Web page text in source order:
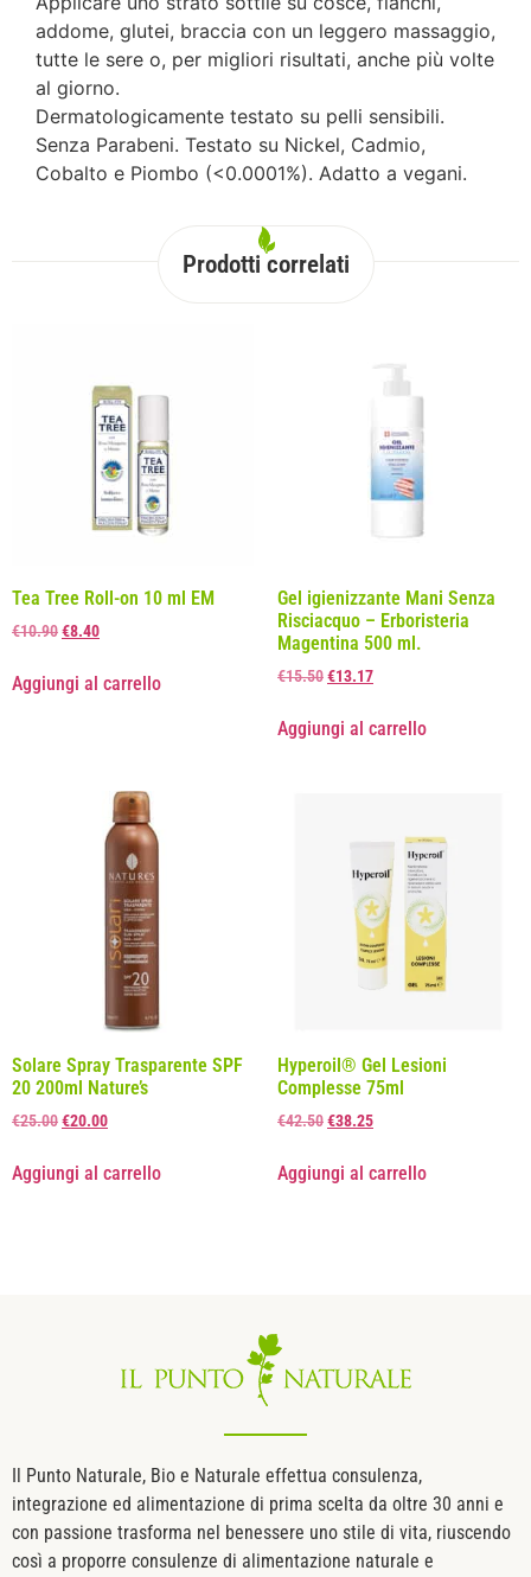
addome, glutei, braccia con un leggero massaggio,
tutte le sere o, per migliori risultati, anche più volte
al giorno.
Dermatologicamente testato su pelli sensibili.
Senza Parabeni. Testato su Nickel, Cadmio,
Cobalto e Piombo (<0.0001%). Adatto a vegani.
Prodotti correlati
Tea Tree Roll-on 10 ml EM
€10.90€8.40
Aggiungi al carrello
Gel igienizzante Mani Senza
Risciacquo – Erboristeria
Magentina 500 ml.
€15.50€13.17
Aggiungi al carrello
Solare Spray Trasparente SPF
20 200ml Nature’s
€25.00€20.00
Aggiungi al carrello
Hyperoil® Gel Lesioni
Complesse 75ml
€42.50€38.25
Aggiungi al carrello
Il Punto Naturale, Bio e Naturale effettua consulenza,
integrazione ed alimentazione di prima scelta da oltre 30 anni e
con passione trasforma nel benessere uno stile di vita, riuscendo
così a proporre consulenze di alimentazione naturale e